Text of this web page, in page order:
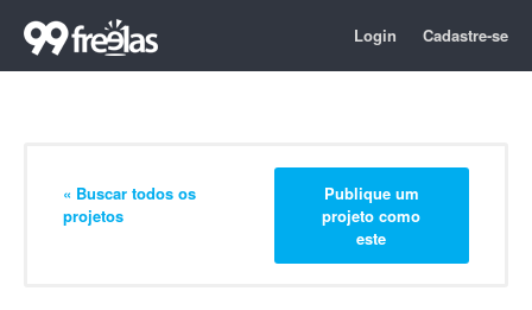
Login Cadastre-se
« Buscar todos os
projetos
Publique um
projeto como
este